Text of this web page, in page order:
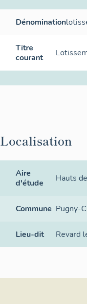
Dénomination
Titre
courant
Localisation
Aire
d'étude
Hauts
Commune Pugny-
Lieu-dit Revard